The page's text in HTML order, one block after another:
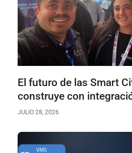
El futuro de las Smart
construye con
JULIO 28, 2026